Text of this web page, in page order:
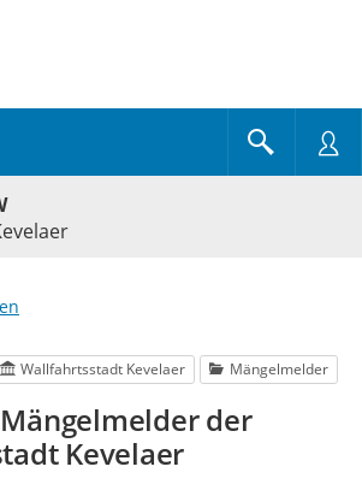
Wallfahrtsstadt Kevelaer Mängelmelder
der
Kevelaer